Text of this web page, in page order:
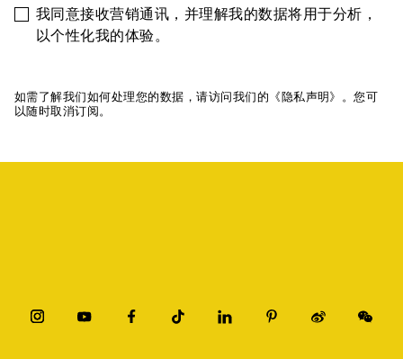
我同意接收营销通讯，并理解我的数据将用于分析，
以个性化我的体验。
如需了解我们如何处理您的数据，请访问我们的《隐私声明》。您可
以随时取消订阅。